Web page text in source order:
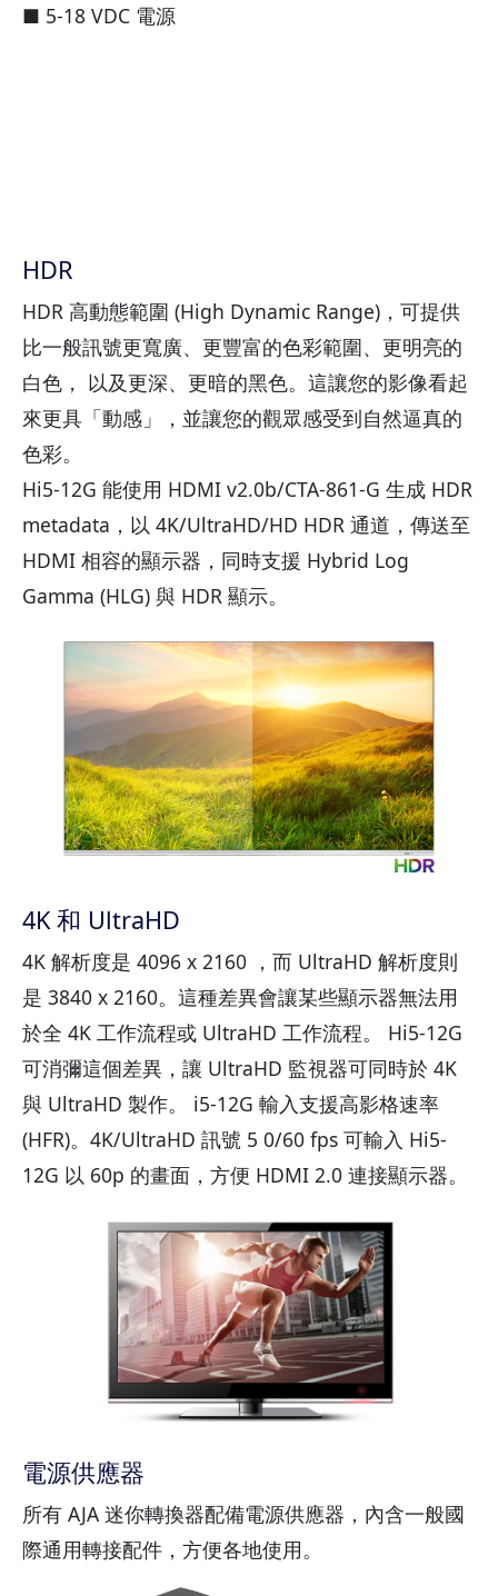
■ 5-18 VDC 電源
HDR
HDR 高動態範圍 (High Dynamic Range)，可提供
比一般訊號更寬廣、更豐富的色彩範圍、更明亮的
白色， 以及更深、更暗的黑色。這讓您的影像看起
來更具「動感」，並讓您的觀眾感受到自然逼真的
色彩。
Hi5-12G 能使用 HDMI v2.0b/CTA-861-G 生成 HDR
metadata，以 4K/UltraHD/HD HDR 通道，傳送至
HDMI 相容的顯示器，同時支援 Hybrid Log
Gamma (HLG) 與 HDR 顯示。
4K 和 UltraHD
4K 解析度是 4096 x 2160 ，而 UltraHD 解析度則
是 3840 x 2160。這種差異會讓某些顯示器無法用
於全 4K 工作流程或 UltraHD 工作流程。 Hi5-12G
可消彌這個差異，讓 UltraHD 監視器可同時於 4K
與 UltraHD 製作。 i5-12G 輸入支援高影格速率
(HFR)。4K/UltraHD 訊號 5 0/60 fps 可輸入 Hi5-
12G 以 60p 的畫面，方便 HDMI 2.0 連接顯示器。
電源供應器
所有 AJA 迷你轉換器配備電源供應器，內含一般國
際通用轉接配件，方便各地使用。